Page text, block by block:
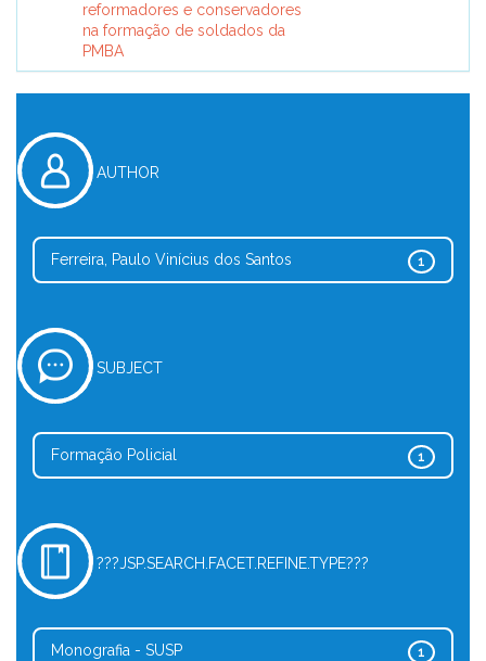
reformadores e conservadores
na formação de soldados da
PMBA
AUTHOR
1
Ferreira, Paulo Vinícius dos Santos
SUBJECT
1
Formação Policial
???JSP.SEARCH.FACET.REFINE.TYPE???
1
Monografia - SUSP